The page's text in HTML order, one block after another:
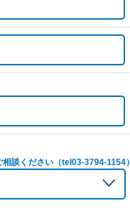
談ください（tel03-3794-1154）